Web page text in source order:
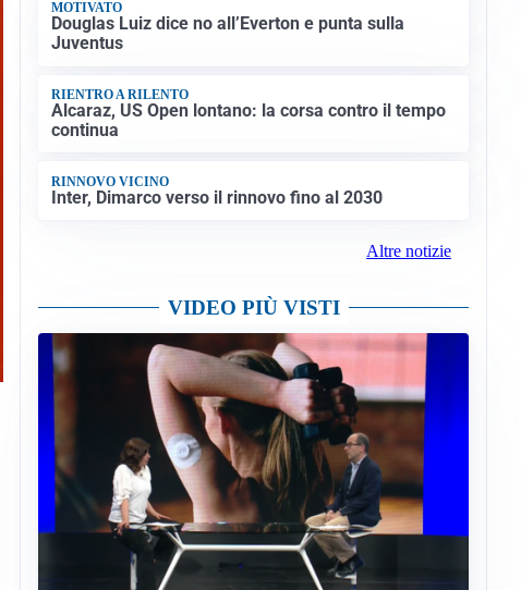
MOTIVATO
Douglas Luiz dice no all’Everton e punta sulla
Juventus
RIENTRO A RILENTO
Alcaraz, US Open lontano: la corsa contro il tempo
continua
RINNOVO VICINO
Inter, Dimarco verso il rinnovo fino al 2030
Altre notizie
VIDEO PIÙ VISTI